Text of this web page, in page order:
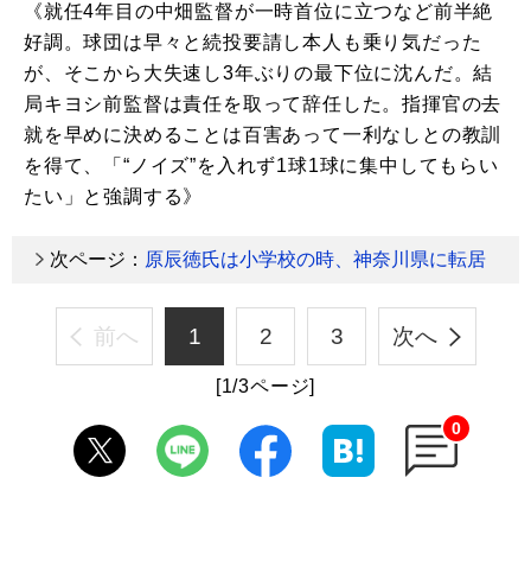
《就任4年目の中畑監督が一時首位に立つなど前半絶
好調。球団は早々と続投要請し本人も乗り気だった
が、そこから大失速し3年ぶりの最下位に沈んだ。結
局キヨシ前監督は責任を取って辞任した。指揮官の去
就を早めに決めることは百害あって一利なしとの教訓
を得て、「“ノイズ”を入れず1球1球に集中してもらい
たい」と強調する》
次ページ： 原辰徳氏は小学校の時、神奈川県に転居
前へ 1 2 3 次へ
[1/3ページ]
0